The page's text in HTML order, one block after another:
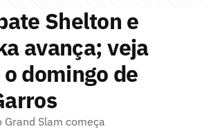
Shelton e
avança; veja
domingo de
Slam começa